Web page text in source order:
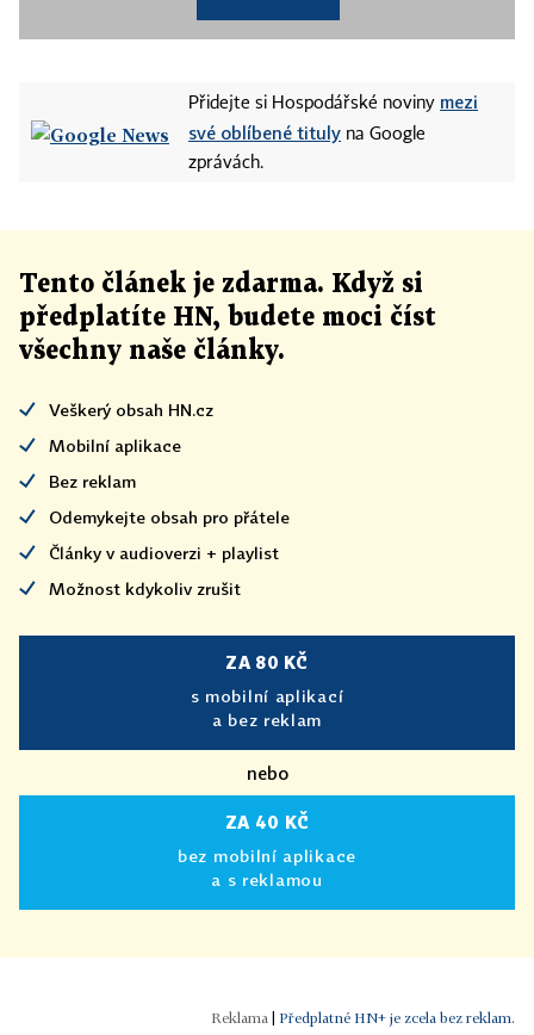
Přidejte si Hospodářské noviny mezi
své oblíbené tituly na Google
zprávách.
Tento článek je zdarma. Když si
předplatíte HN, budete moci číst
všechny naše články.
Veškerý obsah HN.cz
Mobilní aplikace
Bez reklam
Odemykejte obsah pro přátele
Články v audioverzi + playlist
Možnost kdykoliv zrušit
ZA 80 KČ
s mobilní aplikací
a bez reklam
nebo
ZA 40 KČ
bez mobilní aplikace
a s reklamou
Předplatné HN+ je zcela bez reklam.